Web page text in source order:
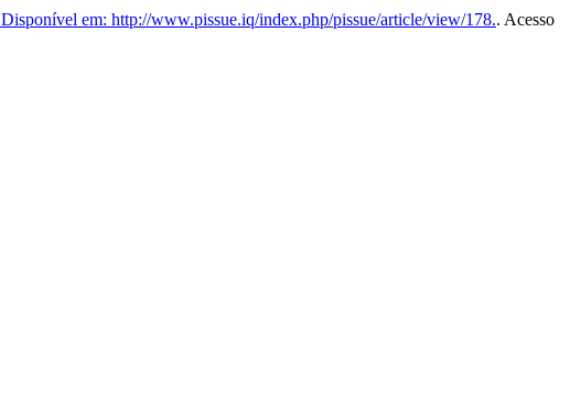
Disponível em: http://www.pissue.iq/index.php/pissue/article/view/178.. Acesso